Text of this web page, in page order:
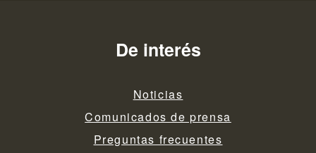
De interés
Noticias
Comunicados de prensa
Preguntas frecuentes